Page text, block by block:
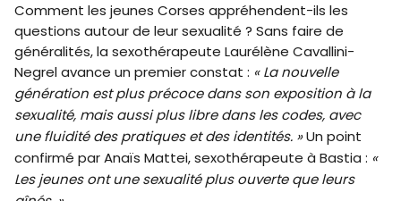
Comment les jeunes Corses appréhendent-ils les
questions autour de leur sexualité ? Sans faire de
généralités, la sexothérapeute Laurélène Cavallini-
Negrel avance un premier constat : « La nouvelle
génération est plus précoce dans son exposition à la
sexualité, mais aussi plus libre dans les codes, avec
une fluidité des pratiques et des identités. »Un point
confirmé par Anaïs Mattei, sexothérapeute à Bastia : «
Les jeunes ont une sexualité plus ouverte que leurs